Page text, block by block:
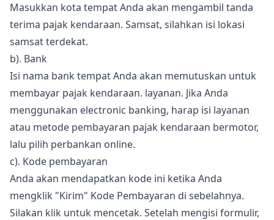
Masukkan kota tempat Anda akan mengambil tanda
terima pajak kendaraan. Samsat, silahkan isi lokasi
samsat terdekat.
b). Bank
Isi nama bank tempat Anda akan memutuskan untuk
membayar pajak kendaraan. layanan. Jika Anda
menggunakan electronic banking, harap isi layanan
atau metode pembayaran pajak kendaraan bermotor,
lalu pilih perbankan online.
c). Kode pembayaran
Anda akan mendapatkan kode ini ketika Anda
mengklik "Kirim" Kode Pembayaran di sebelahnya.
Silakan klik untuk mencetak. Setelah mengisi formulir,